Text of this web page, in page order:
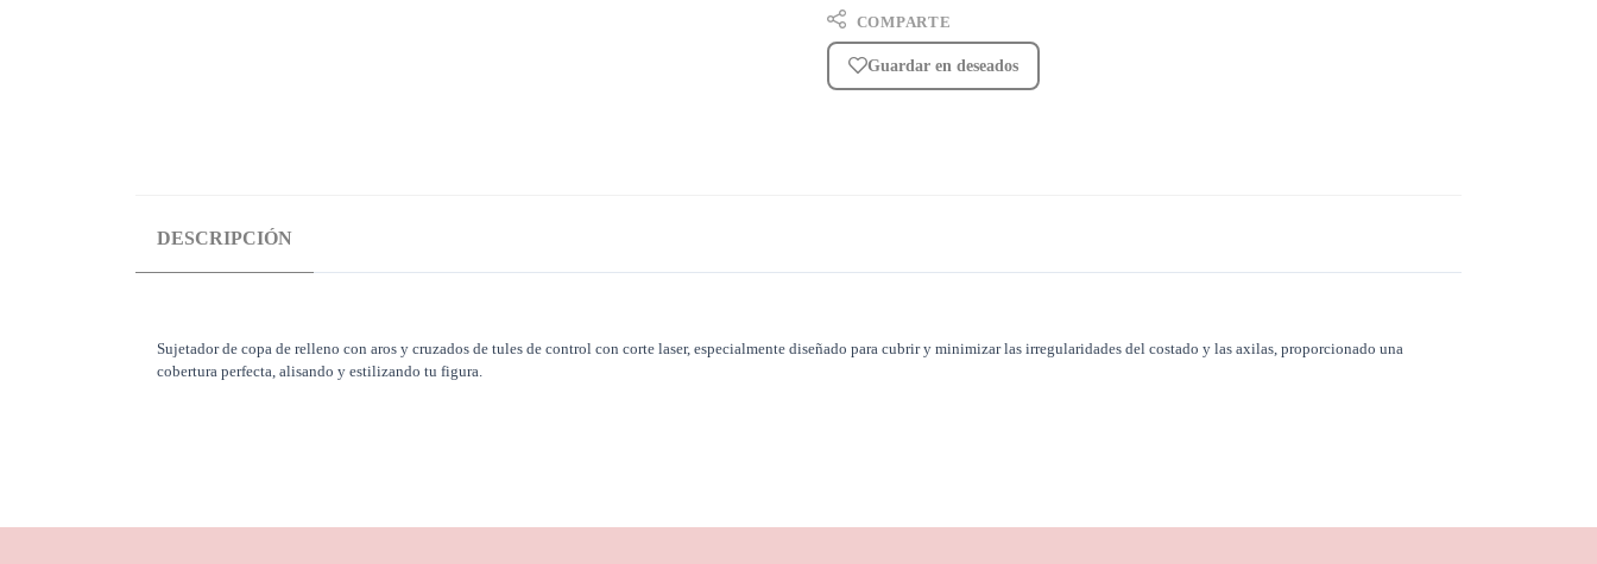
COMPARTE
Guardar en deseados
DESCRIPCIÓN
Sujetador de copa de relleno con aros y cruzados de tules de control con corte laser, especialmente diseñado para cubrir y minimizar las irregularidades del costado y las axilas, proporcionado una
cobertura perfecta, alisando y estilizando tu figura.